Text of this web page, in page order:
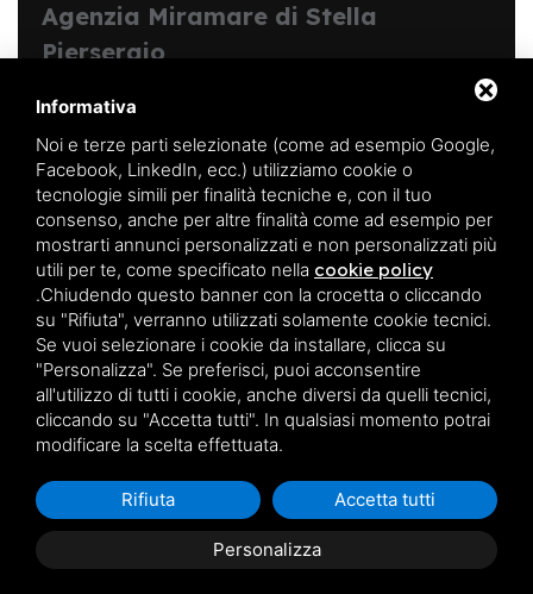
Informativa
Noi e terze parti selezionate (come ad esempio Google,
Facebook, LinkedIn, ecc.) utilizziamo cookie o
tecnologie simili per finalità tecniche e, con il tuo
consenso, anche per altre finalità come ad esempio per
mostrarti annunci personalizzati e non personalizzati più
utili per te, come specificato nella cookie policy
.Chiudendo questo banner con la crocetta o cliccando
su "Rifiuta", verranno utilizzati solamente cookie tecnici.
Se vuoi selezionare i cookie da installare, clicca su
"Personalizza". Se preferisci, puoi acconsentire
all'utilizzo di tutti i cookie, anche diversi da quelli tecnici,
cliccando su "Accetta tutti". In qualsiasi momento potrai
modificare la scelta effettuata.
Personalizza
Rifiuta Accetta tutti
Agenzia Miramare di Stella
Piersergio
Viale Michelangelo, 127,
Codice struttura:Y00312
CIN:IT038006B4C9C31VKP
Codice regione: 038006-CV-00213
REA FE:190344
Iscrizione al ruolo ordinario degli agenti d'affari in
mediazione n.:1865
P.Iva:01701540385
Seguici su